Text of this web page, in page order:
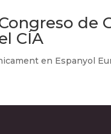
de
CÍA
en Espanyol